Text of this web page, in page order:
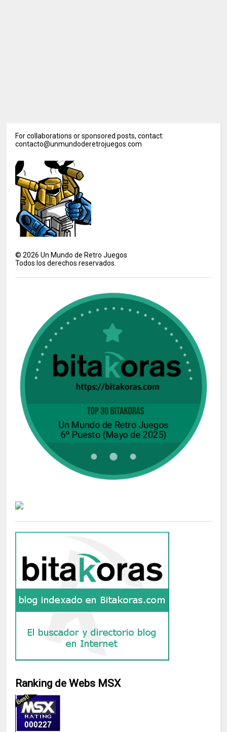
For collaborations or sponsored posts, contact:
contacto@unmundoderetrojuegos.com
©2026 Un Mundo de Retro Juegos
Todos los derechos reservados.
Ranking de Webs MSX